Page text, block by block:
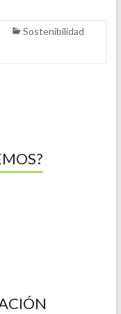
Sostenibilidad